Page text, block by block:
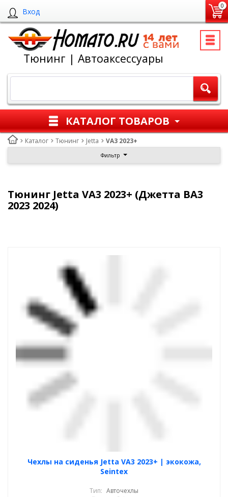
Вход
0
Тюнинг | Автоаксессуары
КАТАЛОГ ТОВАРОВ
Каталог Тюнинг Jetta VA3 2023+
Фильтр
Тюнинг Jetta VA3 2023+ (Джетта ВА3
2023 2024)
Чехлы на сиденья Jetta VA3 2023+ | экокожа,
Seintex
Тип: Авточехлы